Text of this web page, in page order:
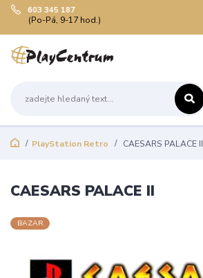
603 345 187
(Po-Pá, 9-17 hod.)
PlayStation Retro CAESARS PALACE II
CAESARS PALACE II
BAZAR